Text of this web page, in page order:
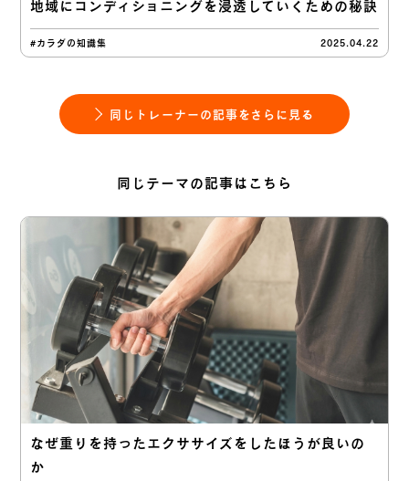
地域にコンディショニングを浸透していくための秘訣
#カラダの知識集 2025.04.22
同じトレーナーの記事をさらに見る
同じテーマの記事はこちら
なぜ重りを持ったエクササイズをしたほうが良いの
か